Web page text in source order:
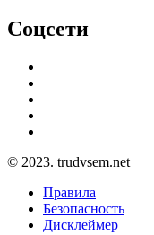
Соцсети
© 2023. trudvsem.net
Правила
Безопасность
Дисклеймер